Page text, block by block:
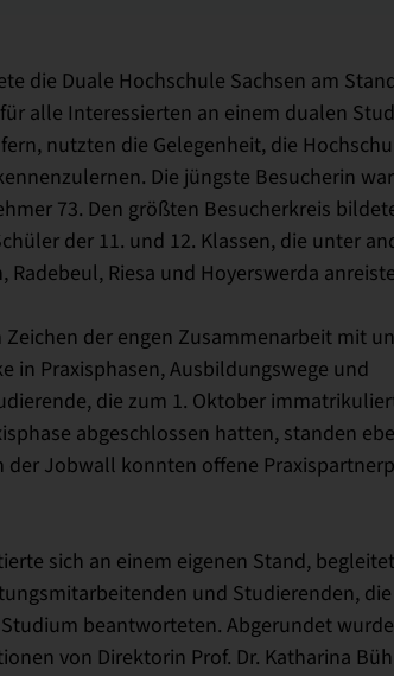
die Duale Hochschule Sachsen am
alle Interessierten an einem dualen
nutzten die Gelegenheit, die
Die jüngste Besucherin
73. Den größten Besucherkreis
der 11. und 12. Klassen, die unter
Radebeul, Riesa und Hoyerswerda
der engen Zusammenarbeit mit
in Praxisphasen, Ausbildungswege und
die zum 1. Oktober
abgeschlossen hatten, standen
der Jobwall konnten offene
sich an einem eigenen Stand,
und Studierenden,
beantworteten. Abgerundet
von Direktorin Prof. Dr. Katharina